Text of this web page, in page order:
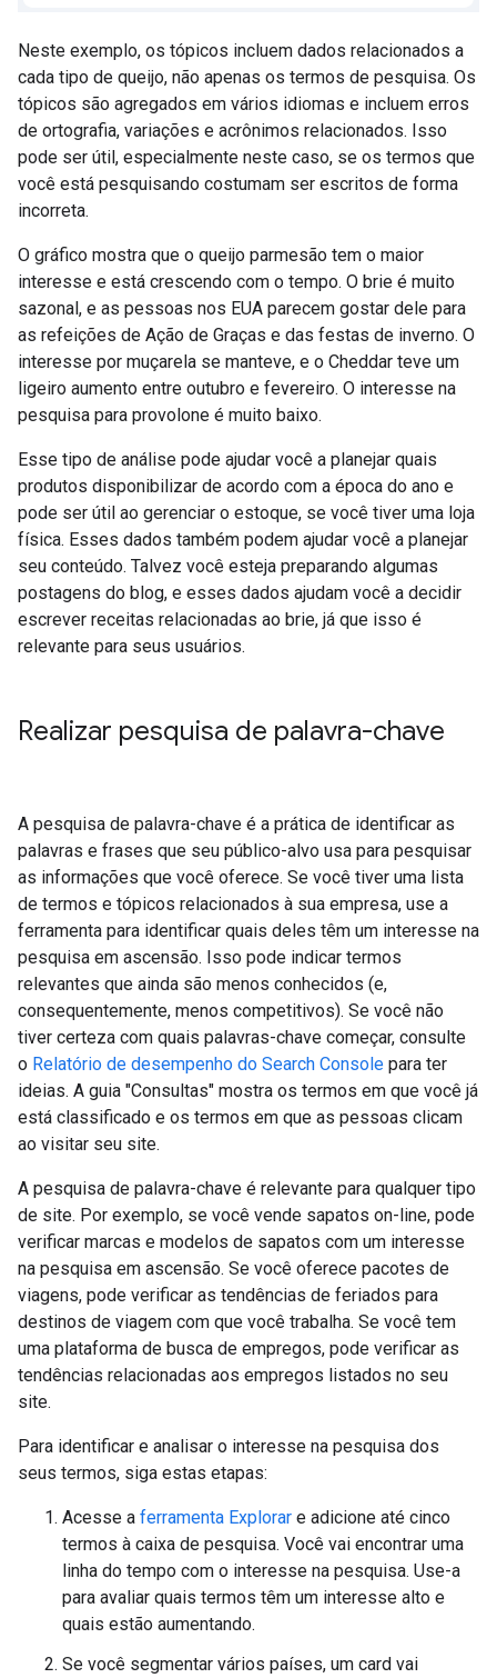
Neste exemplo, os tópicos incluem dados relacionados a
cada tipo de queijo, não apenas os termos de pesquisa. Os
tópicos são agregados em vários idiomas e incluem erros
de ortografia, variações e acrônimos relacionados. Isso
pode ser útil, especialmente neste caso, se os termos que
você está pesquisando costumam ser escritos de forma
incorreta.
O gráfico mostra que o queijo parmesão tem o maior
interesse e está crescendo com o tempo. O brie é muito
sazonal, e as pessoas nos EUA parecem gostar dele para
as refeições de Ação de Graças e das festas de inverno. O
interesse por muçarela se manteve, e o Cheddar teve um
ligeiro aumento entre outubro e fevereiro. O interesse na
pesquisa para provolone é muito baixo.
Esse tipo de análise pode ajudar você a planejar quais
produtos disponibilizar de acordo com a época do ano e
pode ser útil ao gerenciar o estoque, se você tiver uma loja
física. Esses dados também podem ajudar você a planejar
seu conteúdo. Talvez você esteja preparando algumas
postagens do blog, e esses dados ajudam você a decidir
escrever receitas relacionadas ao brie, já que isso é
relevante para seus usuários.
Realizar pesquisa de palavra-chave
A pesquisa de palavra-chave é a prática de identificar as
palavras e frases que seu público-alvo usa para pesquisar
as informações que você oferece. Se você tiver uma lista
de termos e tópicos relacionados à sua empresa, use a
ferramenta para identificar quais deles têm um interesse na
pesquisa em ascensão. Isso pode indicar termos
relevantes que ainda são menos conhecidos (e,
consequentemente, menos competitivos). Se você não
tiver certeza com quais palavras-chave começar, consulte
o Relatório de desempenho do Search Console para ter
ideias. A guia "Consultas" mostra os termos em que você já
está classificado e os termos em que as pessoas clicam
ao visitar seu site.
A pesquisa de palavra-chave é relevante para qualquer tipo
de site. Por exemplo, se você vende sapatos on-line, pode
verificar marcas e modelos de sapatos com um interesse
na pesquisa em ascensão. Se você oferece pacotes de
viagens, pode verificar as tendências de feriados para
destinos de viagem com que você trabalha. Se você tem
uma plataforma de busca de empregos, pode verificar as
tendências relacionadas aos empregos listados no seu
site.
Para identificar e analisar o interesse na pesquisa dos
seus termos, siga estas etapas:
Acesse a ferramenta Explorar e adicione até cinco
termos à caixa de pesquisa. Você vai encontrar uma
linha do tempo com o interesse na pesquisa. Use-a
para avaliar quais termos têm um interesse alto e
quais estão aumentando.
Se você segmentar vários países, um card vai